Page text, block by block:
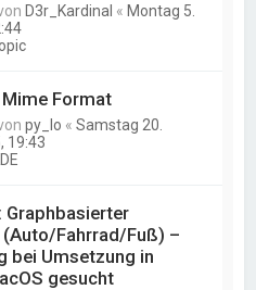
D3r_Kardinal « Montag 5.
Format
py_lo «Samstag 20.
19:43
(Auto/Fahrrad/Fuß) –
bei Umsetzung in
gesucht